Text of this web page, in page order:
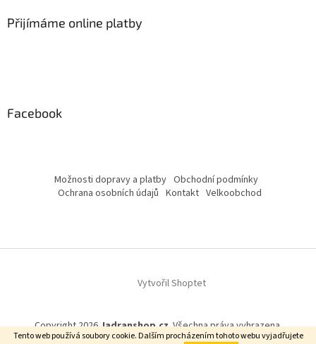
Tento web používá soubory cookie. Dalším procházením tohoto webu vyjadřujete
Přijímáme online platby
Facebook
Možnosti dopravy a platby Obchodní podmínky
Ochrana osobních údajů Kontakt Velkoobchod
Vytvořil Shoptet
Copyright 2026Jadranshop.cz. Všechna práva vyhrazena.